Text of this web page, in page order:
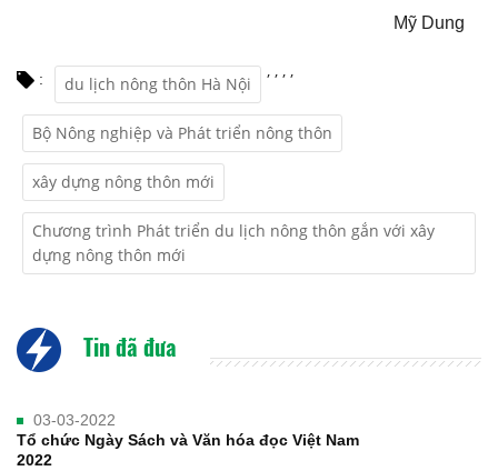
Mỹ Dung
: du lịch nông thôn Hà Nội
,
Bộ Nông nghiệp và Phát triển nông thôn
,
xây dựng nông thôn mới
,
Chương trình Phát triển du lịch nông thôn gắn với xây
dựng nông thôn mới
,
Tin đã đưa
03-03-2022
Tổ chức Ngày Sách và Văn hóa đọc Việt Nam
2022